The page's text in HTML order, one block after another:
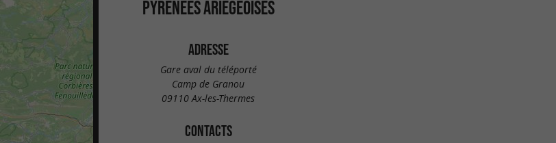
PYRÉNÉES ARIÉGEOISES
ADRESSE
Gare aval du téléporté
Camp de Granou
09110 Ax-les-Thermes
CONTACTS